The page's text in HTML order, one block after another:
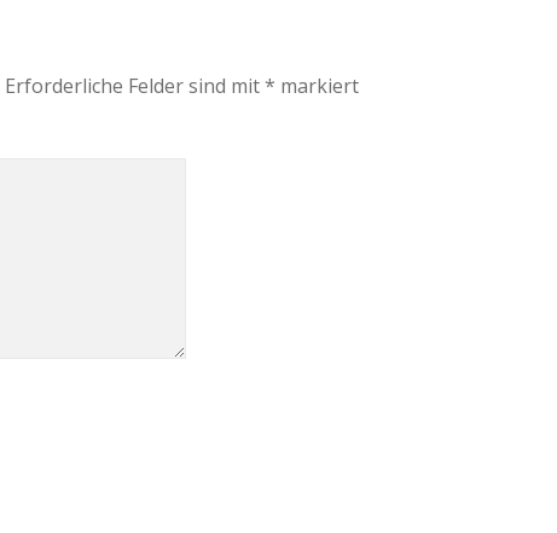
Erforderliche Felder sind mit* markiert